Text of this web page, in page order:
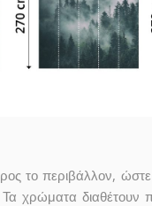
το περιβάλλον,
χρώματα διαθέτουν